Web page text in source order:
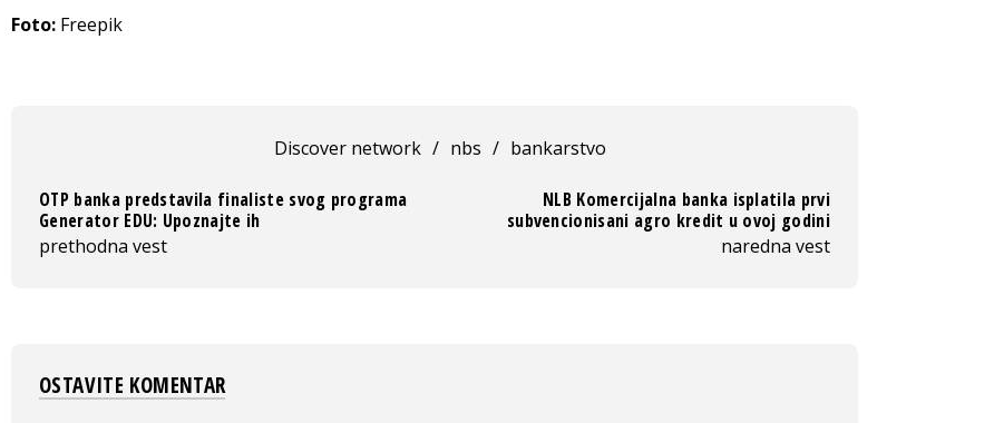
Foto: Freepik
Discover network / nbs / bankarstvo
OTP banka predstavila finaliste svog programa
Generator EDU: Upoznajte ih
prethodna vest
NLB Komercijalna banka isplatila prvi
subvencionisani agro kredit u ovoj godini
naredna vest
OSTAVITE KOMENTAR